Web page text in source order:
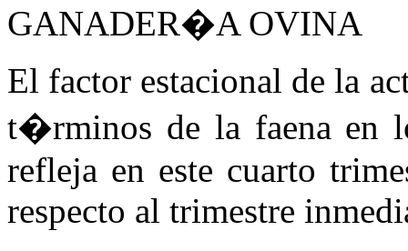
GANADER�A OVINA
El factor estacional de la
t�rminos de la faena en
refleja en este cuarto
respecto al trimestre